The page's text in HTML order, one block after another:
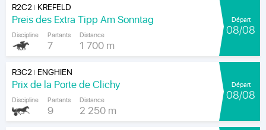
R2C2| KREFELD
Preis des Extra Tipp Am Sonntag
Discipline Partants
7
Distance
1 700 m
Départ
08/08
R3C2| ENGHIEN
Prix de la Porte de Clichy
Discipline Partants
9
Distance
2 250 m
Départ
08/08